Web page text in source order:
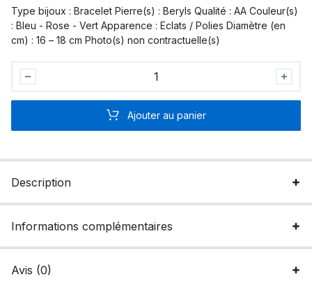
Type bijoux : Bracelet Pierre(s) : Beryls Qualité : AA Couleur(s)
: Bleu - Rose - Vert Apparence : Eclats / Polies Diamètre (en
cm) : 16 – 18 cm Photo(s) non contractuelle(s)
Ajouter au panier
Description
Informations complémentaires
Avis (0)